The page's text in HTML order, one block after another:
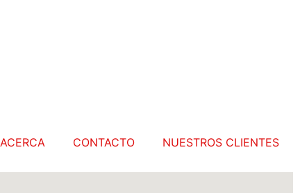
ACERCA CONTACTO NUESTROS CLIENTES